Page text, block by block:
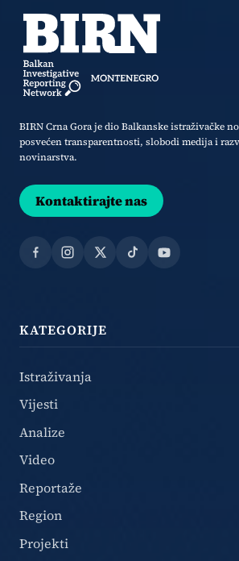
BIRN Crna Gora je dio Balkanske istraživačke
posvećen transparentnosti, slobodi medija i
novinarstva.
Kontaktirajte nas
Facebook
Instagram
X TikTokYouTube
KATEGORIJE
Istraživanja
Vijesti
Analize
Video
Reportaže
Region
Projekti